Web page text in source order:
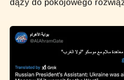
dąży do pokojowego